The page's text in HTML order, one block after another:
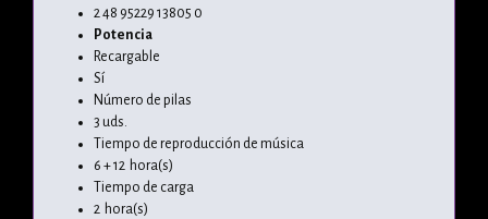
2 48 95229 13805 0
Potencia
Recargable
Sí
Número de pilas
3 uds.
Tiempo de reproducción de música
6 + 12 hora(s)
Tiempo de carga
2 hora(s)